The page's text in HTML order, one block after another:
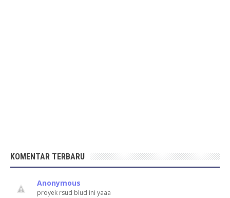
KOMENTAR TERBARU
Anonymous
proyek rsud blud ini yaaa